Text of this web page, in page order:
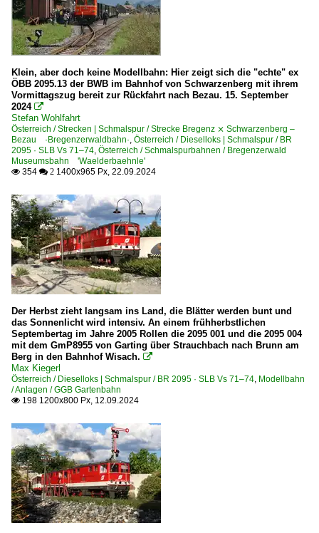
Klein, aber doch keine Modellbahn: Hier zeigt sich die "echte" ex
ÖBB 2095.13 der BWB im Bahnhof von Schwarzenberg mit ihrem
Vormittagszug bereit zur Rückfahrt nach Bezau. 15. September
2024 
Stefan Wohlfahrt
Österreich / Strecken | Schmalspur / Strecke Bregenz ⨯ Schwarzenberg –
Bezau ·Bregenzerwaldbahn· Österreich / Dieselloks | Schmalspur / BR
2095 · SLB Vs 71–74 Österreich / Schmalspurbahnen / Bregenzerwald
Museumsbahn 'Waelderbaehnle'
 354  2 1400x965 Px, 22.09.2024
Der Herbst zieht langsam ins Land, die Blätter werden bunt und
das Sonnenlicht wird intensiv. An einem frühherbstlichen
Septembertag im Jahre 2005 Rollen die 2095 001 und die 2095 004
mit dem GmP8955 von Garting über Strauchbach nach Brunn am
Berg in den Bahnhof Wisach. 
Max Kiegerl
Österreich / Dieselloks | Schmalspur / BR 2095 · SLB Vs 71–74 Modellbahn
/ Anlagen / GGB Gartenbahn
 198 1200x800 Px, 12.09.2024